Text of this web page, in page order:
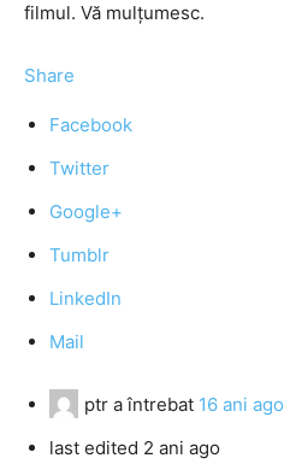
filmul. Vă mulțumesc.
Share
Facebook
Twitter
Google+
Tumblr
LinkedIn
Mail
ptr a întrebat 16 ani ago
last edited 2 ani ago